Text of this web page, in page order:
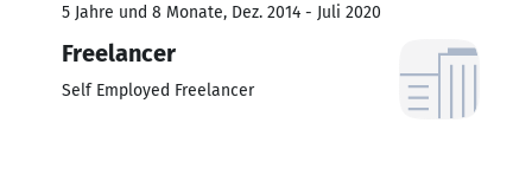
5 Jahre und 8 Monate, Dez. 2014 - Juli 2020
Freelancer
Self Employed Freelancer